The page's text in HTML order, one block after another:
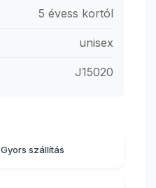
5 évess kortól
unisex
J15020
Gyors szállítás